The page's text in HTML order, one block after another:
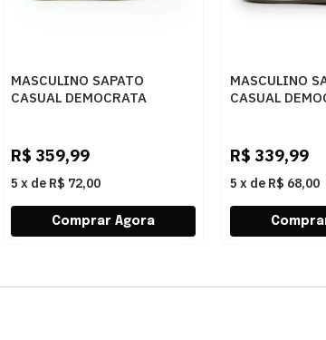
MASCULINO SAPATO
CASUAL DEMOCRATA
R$ 359,99
5 x de R$ 72,00
MASCULINO
CASUAL
R$ 339,99
5 x de R$ 68,00